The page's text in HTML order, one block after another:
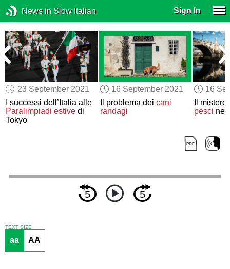
News in Slow Italian Sign In
23 September 2021
I successi dell’Italia alle
Paralimpiadi estive di
Tokyo
16 September 2021
Il problema dei cani
randagi
16
Il
pesci nel
TEXT SIZE
aa AA